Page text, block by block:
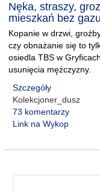
Nęka, straszy,
mieszkań bez gazu
Kopanie w drzwi,
czy obnażanie się to
osiedla TBS w
usunięcia mężczyzny.
Szczegóły
Kolekcjoner_dusz
73 komentarzy
Link na Wykop